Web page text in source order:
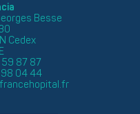
Besse
Cedex
59 87 87
98 04 44